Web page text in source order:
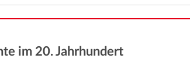
im 20. Jahrhundert